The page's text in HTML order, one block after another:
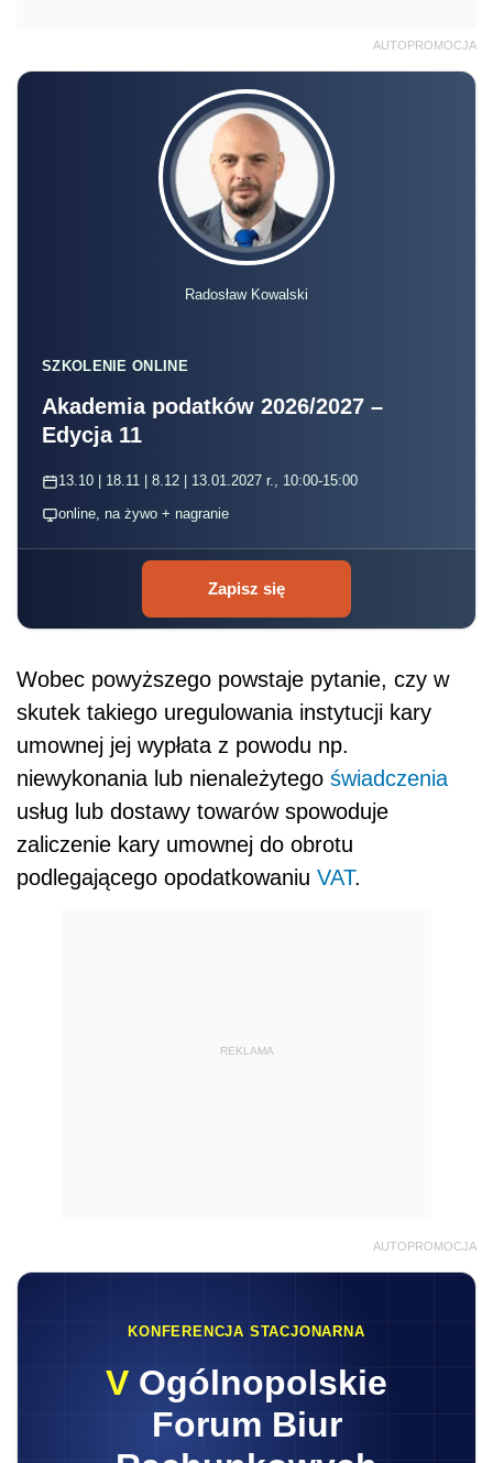
AUTOPROMOCJA
Radosław Kowalski
SZKOLENIE ONLINE
Akademia podatków 2026/2027 –
Edycja 11
13.10 | 18.11 | 8.12 | 13.01.2027 r., 10:00-15:00
online, na żywo + nagranie
Zapisz się
Wobec powyższego powstaje pytanie, czy w
skutek takiego uregulowania instytucji kary
umownej jej wypłata z powodu np.
niewykonania lub nienależytego świadczenia
usług lub dostawy towarów spowoduje
zaliczenie kary umownej do obrotu
podlegającego opodatkowaniu VAT.
REKLAMA
AUTOPROMOCJA
KONFERENCJA STACJONARNA
V Ogólnopolskie
Forum Biur